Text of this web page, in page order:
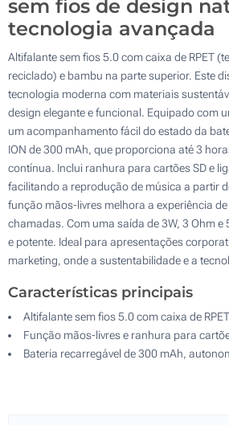
sem fios de design
tecnologia avançada
Altifalante sem fios 5.0 com caixa de RPET
reciclado) e bambu na parte superior. Este
tecnologia moderna com materiais
design elegante e funcional. Equipado com
um acompanhamento fácil do estado da
ION de 300 mAh, que proporciona até 3
contínua. Inclui ranhura para cartões SD e
facilitando a reprodução de música a partir
função mãos-livres melhora a experiência
chamadas. Com uma saída de 3W, 3 Ohm e
e potente. Ideal para apresentações
marketing, onde a sustentabilidade e a
Características principais
Altifalante sem fios 5.0 com caixa de
Função mãos-livres e ranhura para
Bateria recarregável de 300 mAh,